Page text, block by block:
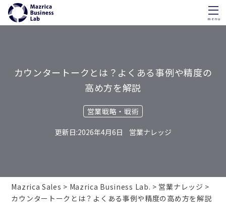
menu
カウンタートークとは？よくある事例や精度の
高め方を解説
営業戦略・戦術
2026年4月6日 営業ナレッジ
Mazrica Sales Mazrica Business Lab.
営業ナレッジ
カウンタートークとは？よくある事例や精度の高め方を解説